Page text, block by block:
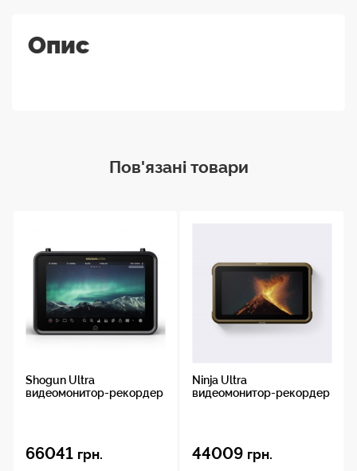
Опис
Пов'язані товари
Shogun Ultra
видеомонитор-рекордер
66041 грн.
Ninja Ultra
видеомонитор-рекордер
44009 грн.